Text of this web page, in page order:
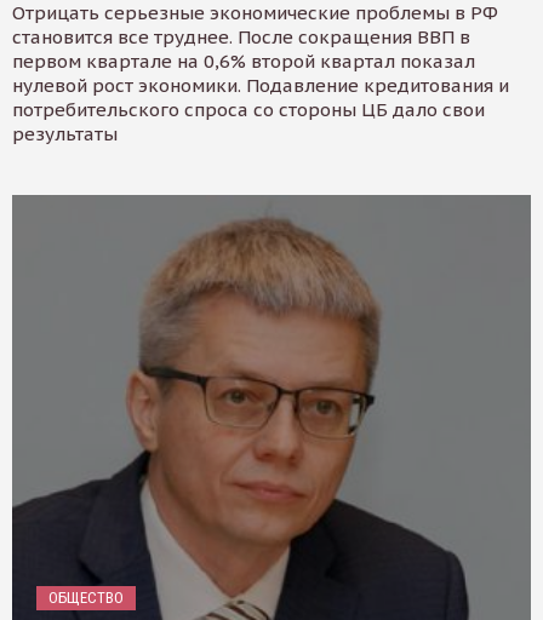
Отрицать серьезные экономические проблемы в РФ
становится все труднее. После сокращения ВВП в
первом квартале на 0,6% второй квартал показал
нулевой рост экономики. Подавление кредитования и
потребительского спроса со стороны ЦБ дало свои
результаты
ОБЩЕСТВО